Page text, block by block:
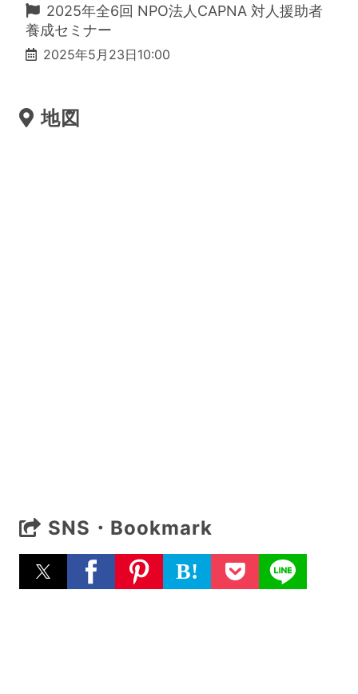
2025年全6回 NPO法人CAPNA 対人援助者
養成セミナー
2025年5月23日10:00
地図
SNS・Bookmark
B!